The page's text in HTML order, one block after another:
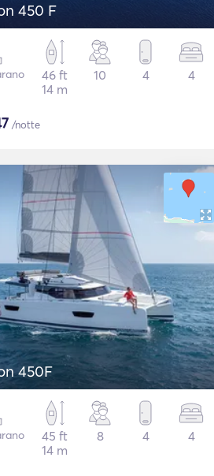
450 F
46 ft
14 m
10 4 4
/notte
450F
45 ft
14 m
8 4 4